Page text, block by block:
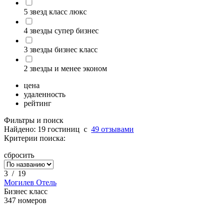
5 звезд класс люкс
4 звезды супер бизнес
3 звезды бизнес класс
2 звезды и менее эконом
цена
удаленность
рейтинг
Фильтры и поиск
Найдено: 19 гостиниц c 49 отзывами
Критерии поиска:
сбросить
3 / 19
Могилев Отель
Бизнес класс
347 номеров